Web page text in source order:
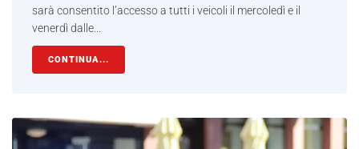
sarà consentito l’accesso a tutti i veicoli il mercoledì e il
venerdì dalle...
CONTINUA...